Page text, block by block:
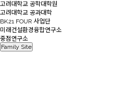
고려대학교 공학대학원
고려대학교 공과대학
BK21 FOUR 사업단
미래건설환경융합연구소
중점연구소
Family Site